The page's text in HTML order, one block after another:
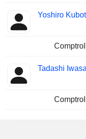
Yoshiro
Tadashi